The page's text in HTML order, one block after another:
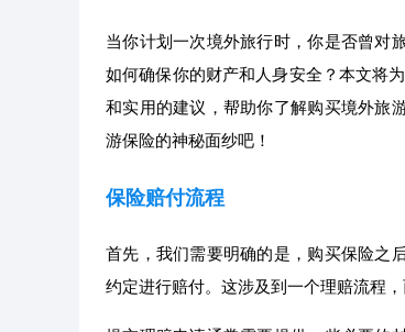
当你计划一次境外旅行时，你是否曾对
如何确保你的财产和人身安全？本文将
和实用的建议，帮助你了解购买境外旅
游保险的神秘面纱吧！
保险赔付流程
首先，我们需要明确的是，购买保险之
约定进行赔付。这涉及到一个理赔流程